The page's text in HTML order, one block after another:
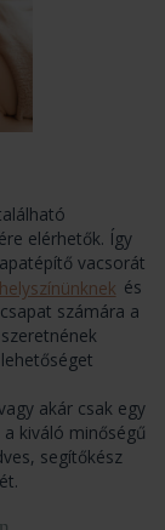
elérhetők. Így
vacsorát
és
számára a
akár csak egy
kiváló minőségű
segítőkész